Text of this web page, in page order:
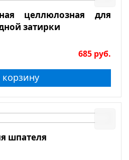
целлюлозная для
затирки
685 руб.
корзину
шпателя